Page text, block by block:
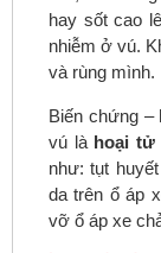
hay sốt cao
nhiễm ở vú.
và rùng mình.
Biến chứng –
vú là hoại tử
như: tụt
da trên ổ áp
vỡ ổ áp xe